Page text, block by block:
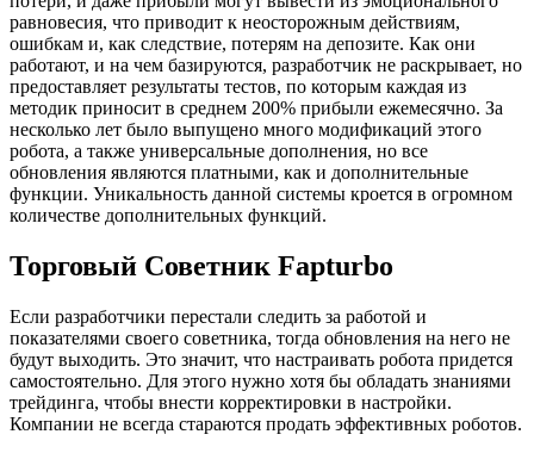
равновесия, что приводит к неосторожным действиям,
ошибкам и, как следствие, потерям на депозите. Как они
работают, и на чем базируются, разработчик не раскрывает, но
предоставляет результаты тестов, по которым каждая из
методик приносит в среднем 200% прибыли ежемесячно. За
несколько лет было выпущено много модификаций этого
робота, а также универсальные дополнения, но все
обновления являются платными, как и дополнительные
функции. Уникальность данной системы кроется в огромном
количестве дополнительных функций.
Торговый Советник Fapturbo
Если разработчики перестали следить за работой и
показателями своего советника, тогда обновления на него не
будут выходить. Это значит, что настраивать робота придется
самостоятельно. Для этого нужно хотя бы обладать знаниями
трейдинга, чтобы внести корректировки в настройки.
Компании не всегда стараются продать эффективных роботов.